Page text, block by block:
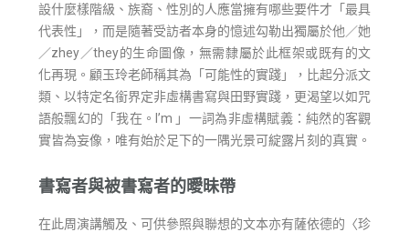
設什麼樣階級、族裔、性別的人應當擁有哪些要件才「最具
代表性」，而是隨著受訪者本身的憶述勾勒出獨屬於他／她
／zhey／they的生命圖像，無需隸屬於此框架或既有的文
化再現。顧玉玲老師稱其為「可能性的實踐」，比起分派文
類、以特定名銜界定非虛構書寫與田野實踐，更渴望以如咒
語般飄幻的「我在。I’m 」一詞為非虛構賦義：純然的客觀
實皆為妄像，唯有始於足下的一隅光景可綻露片刻的真實。
書寫者與被書寫者的曖昧帶
在此周演講觸及、可供參照與聯想的文本亦有薩依德的〈珍